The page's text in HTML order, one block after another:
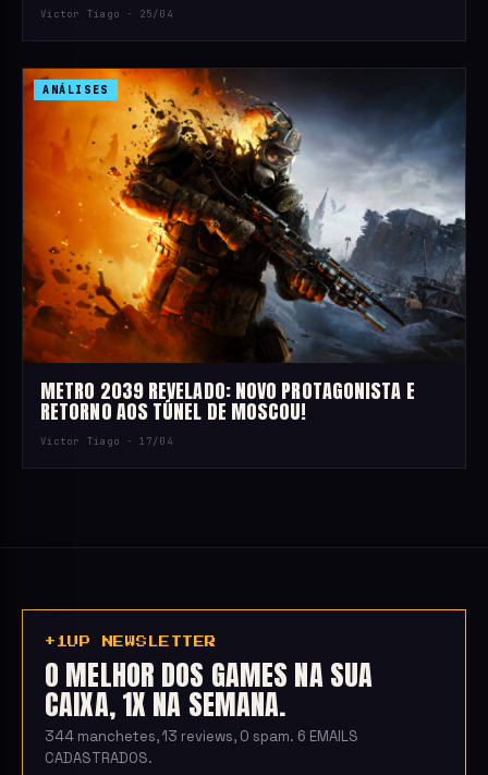
Victor Tiago · 25/04
ANÁLISES
METRO 2039 REVELADO: NOVO PROTAGONISTA E
RETORNO AOS TÚNEL DE MOSCOU!
Victor Tiago ·17/04
+1UP NEWSLETTER
O MELHOR DOS GAMES NA SUA
CAIXA, 1X NA SEMANA.
344 manchetes, 13 reviews, 0 spam. 6 EMAILS
CADASTRADOS.